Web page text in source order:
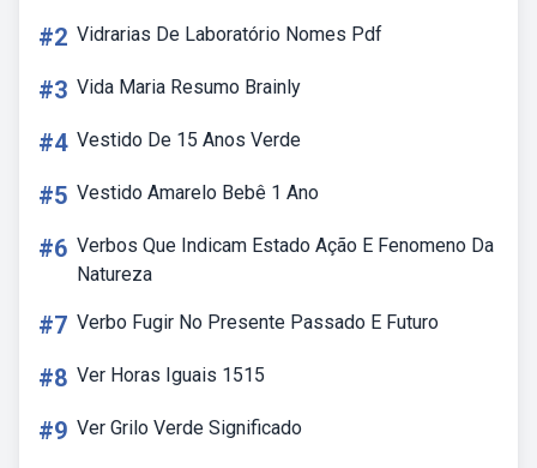
#2 Vidrarias De Laboratório Nomes Pdf
#3 Vida Maria Resumo Brainly
#4 Vestido De 15 Anos Verde
#5 Vestido Amarelo Bebê 1 Ano
#6 Verbos Que Indicam Estado Ação E Fenomeno Da
Natureza
#7 Verbo Fugir No Presente Passado E Futuro
#8 Ver Horas Iguais 1515
#9 Ver Grilo Verde Significado